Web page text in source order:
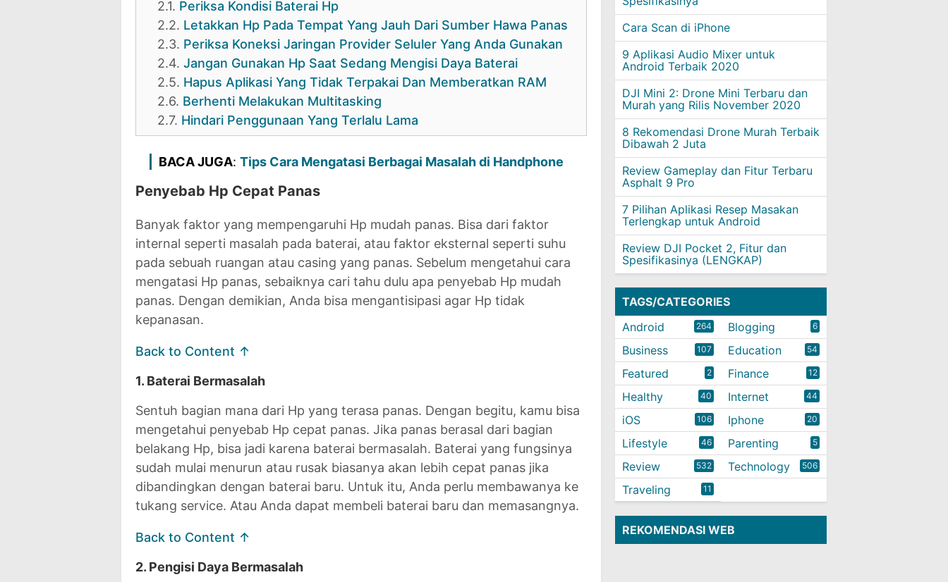
2.1. Periksa Kondisi Baterai Hp
2.2. Letakkan Hp Pada Tempat Yang Jauh Dari Sumber Hawa Panas
2.3. Periksa Koneksi Jaringan Provider Seluler Yang Anda Gunakan
2.4. Jangan Gunakan Hp Saat Sedang Mengisi Daya Baterai
2.5. Hapus Aplikasi Yang Tidak Terpakai Dan Memberatkan RAM
2.6. Berhenti Melakukan Multitasking
2.7. Hindari Penggunaan Yang Terlalu Lama
BACA JUGA: Tips Cara Mengatasi Berbagai Masalah di Handphone
Penyebab Hp Cepat Panas
Banyak faktor yang mempengaruhi Hp mudah panas. Bisa dari faktor
internal seperti masalah pada baterai, atau faktor eksternal seperti suhu
pada sebuah ruangan atau casing yang panas. Sebelum mengetahui cara
mengatasi Hp panas, sebaiknya cari tahu dulu apa penyebab Hp mudah
panas. Dengan demikian, Anda bisa mengantisipasi agar Hp tidak
kepanasan.
Back to Content ↑
1. Baterai Bermasalah
Sentuh bagian mana dari Hp yang terasa panas. Dengan begitu, kamu bisa
mengetahui penyebab Hp cepat panas. Jika panas berasal dari bagian
belakang Hp, bisa jadi karena baterai bermasalah. Baterai yang fungsinya
sudah mulai menurun atau rusak biasanya akan lebih cepat panas jika
dibandingkan dengan baterai baru. Untuk itu, Anda perlu membawanya ke
tukang service. Atau Anda dapat membeli baterai baru dan memasangnya.
Back to Content ↑
2. Pengisi Daya Bermasalah
Cara Scan di iPhone
9 Aplikasi Audio Mixer untuk
Android Terbaik 2020
DJI Mini 2: Drone Mini Terbaru dan
Murah yang Rilis November 2020
8 Rekomendasi Drone Murah Terbaik
Dibawah 2 Juta
Review Gameplay dan Fitur Terbaru
Asphalt 9 Pro
7 Pilihan Aplikasi Resep Masakan
Terlengkap untuk Android
Review DJI Pocket 2, Fitur dan
Spesifikasinya (LENGKAP)
TAGS/CATEGORIES
Android
264 Blogging 6
Business 107 Education 54
Featured 2 Finance 12
Healthy 40 Internet 44
iOS 106 Iphone 20
Lifestyle 46 Parenting 5
Review 532 Technology 506
Traveling 11
REKOMENDASI WEB